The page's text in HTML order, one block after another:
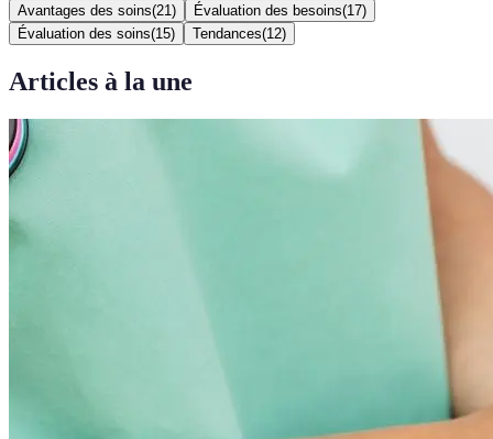
Avantages des soins(21 ) Évaluation des besoins(17)
Évaluation des soins(15) Tendances(12)
Articles à la une